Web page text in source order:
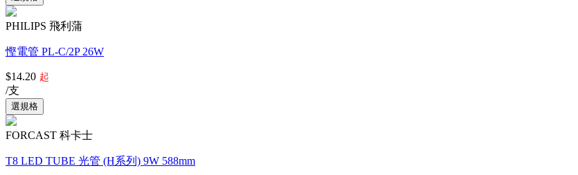
PHILIPS 飛利蒲
慳電管 PL-C/2P 26W
$14.20 起
/支
FORCAST 科卡士
T8 LED TUBE 光管 (H系列) 9W 588mm